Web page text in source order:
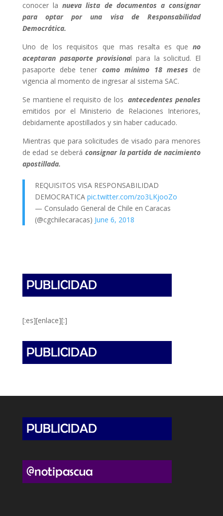
conocer lanueva lista de documentos a consignar
para optar por una visa de Responsabilidad
Democrática.
Uno de los requisitos que mas resalta es que no
aceptaran pasaporte provisional para la solicitud. El
pasaporte debe tener como mínimo 18 meses de
vigencia al momento de ingresar al sistema SAC.
Se mantiene el requisito de los antecedentes penales
emitidos por el Ministerio de Relaciones Interiores,
debidamente apostillados y sin haber caducado.
Mientras que para solicitudes de visado para menores
de edad se deberá consignar la partida de nacimiento
apostillada.
REQUISITOS VISA RESPONSABILIDAD
DEMOCRATICA pic.twitter.com/zo3LKjooZo
— Consulado General de Chile en Caracas
(@cgchilecaracas) June 6, 2018
[:es][enlace][:]